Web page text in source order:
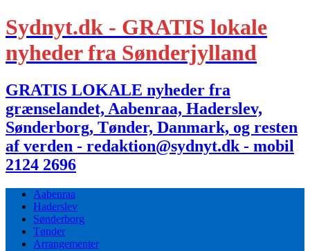
Sydnyt.dk - GRATIS lokale
nyheder fra Sønderjylland
GRATIS LOKALE nyheder fra
grænselandet, Aabenraa, Haderslev,
Sønderborg, Tønder, Danmark, og resten
af verden - redaktion@sydnyt.dk - mobil
2124 2696
Aabenraa
Haderslev
Sønderborg
Tønder
Arrangementer